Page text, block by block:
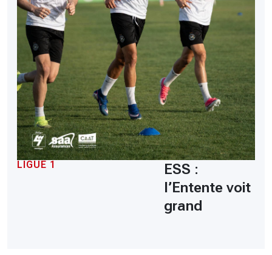
LIGUE 1
ESS :
l’Entente voit
grand